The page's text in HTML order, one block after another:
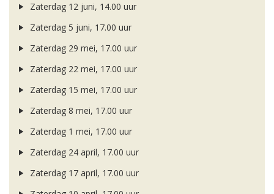
Zaterdag 12 juni, 14.00 uur
Zaterdag 5 juni, 17.00 uur
Zaterdag 29 mei, 17.00 uur
Zaterdag 22 mei, 17.00 uur
Zaterdag 15 mei, 17.00 uur
Zaterdag 8 mei, 17.00 uur
Zaterdag 1 mei, 17.00 uur
Zaterdag 24 april, 17.00 uur
Zaterdag 17 april, 17.00 uur